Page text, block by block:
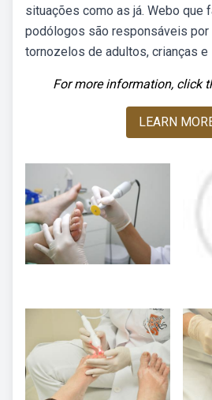
situações como as já. Webo que
podólogos são responsáveis por
tornozelos de adultos, crianças e
For more information, click
LEARN